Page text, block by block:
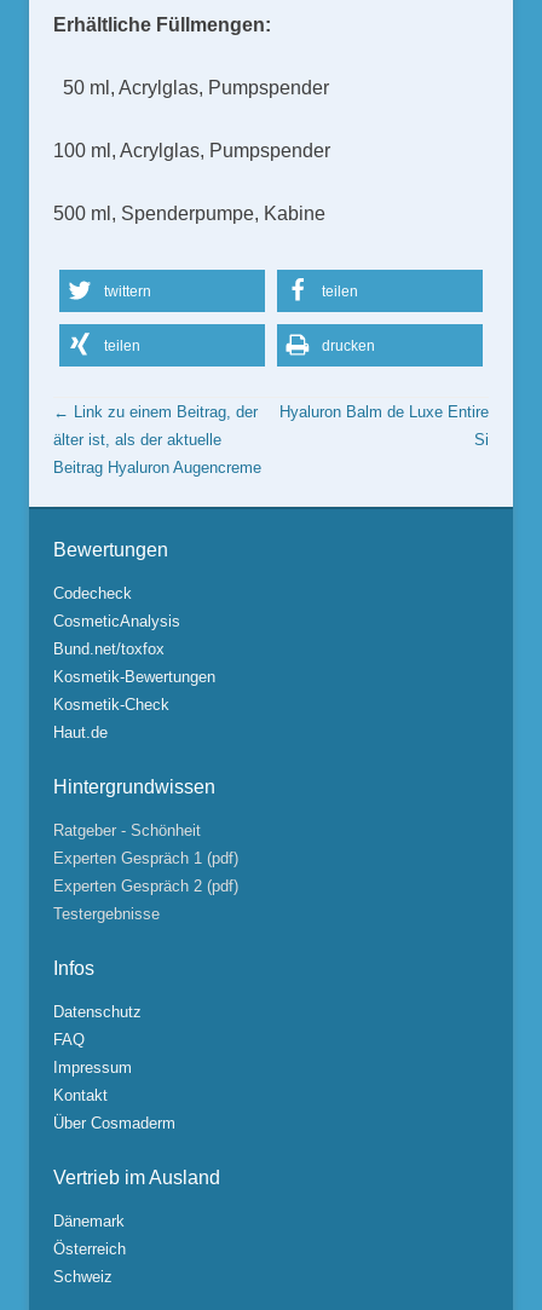
Erhältliche Füllmengen:
50 ml, Acrylglas, Pumpspender
100 ml, Acrylglas, Pumpspender
500 ml, Spenderpumpe, Kabine
twittern teilen
teilen drucken
Beitrags Übersicht
← Link zu einem Beitrag, der
älter ist, als der aktuelle
Beitrag Hyaluron Augencreme
Hyaluron Balm de Luxe Entire
Si
Bewertungen
Codecheck
CosmeticAnalysis
Bund.net/toxfox
Kosmetik-Bewertungen
Kosmetik-Check
Haut.de
Hintergrundwissen
Ratgeber - Schönheit
Experten Gespräch 1 (pdf)
Experten Gespräch 2 (pdf)
Testergebnisse
Infos
Datenschutz
FAQ
Impressum
Kontakt
Über Cosmaderm
Vertrieb im Ausland
Dänemark
Österreich
Schweiz